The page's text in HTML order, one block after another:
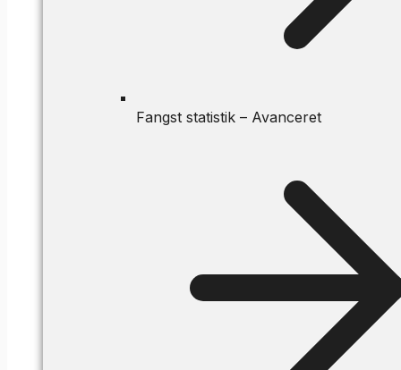
Fangst statistik – Avanceret